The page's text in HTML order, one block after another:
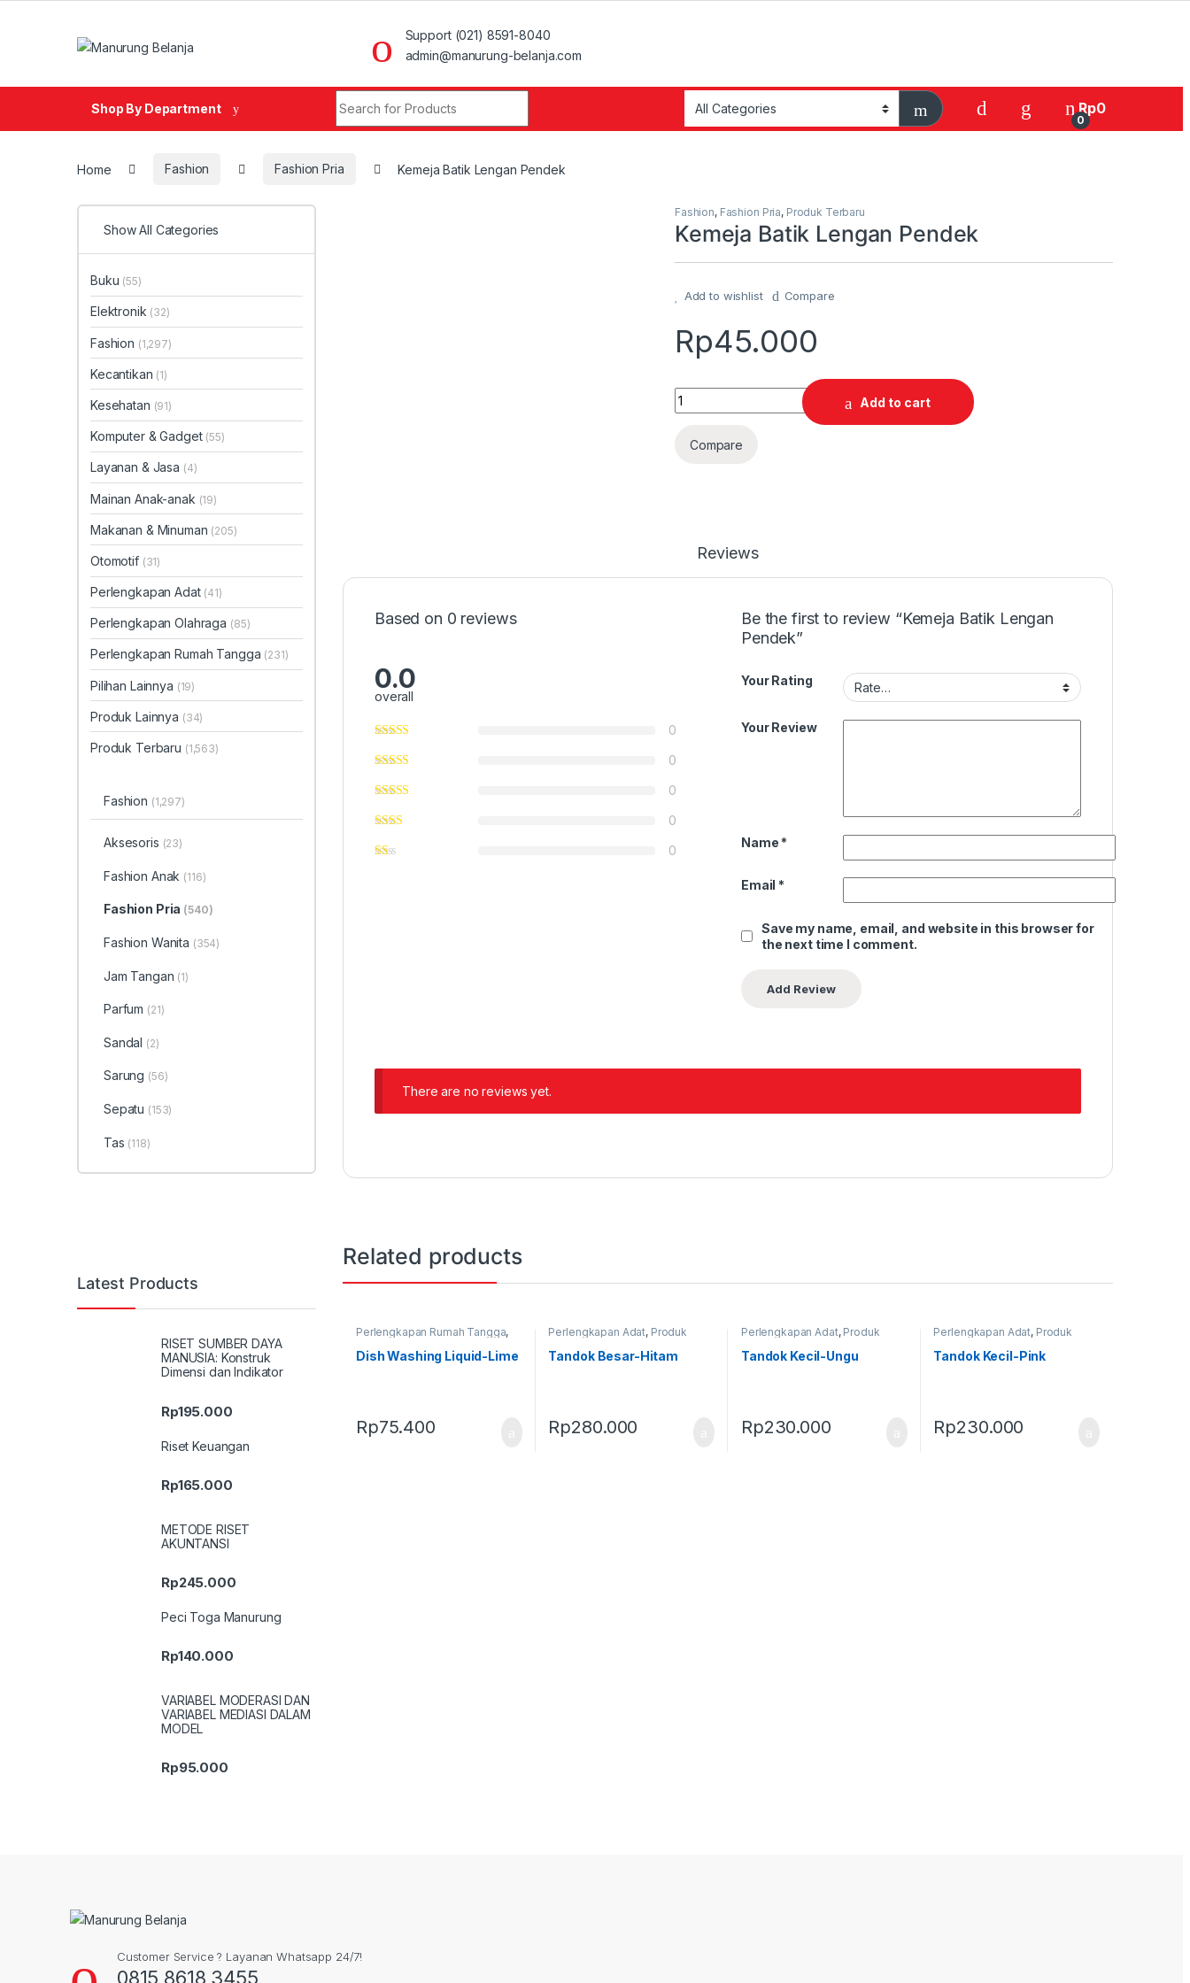
Support (021) 8591-8040
admin@manurung-belanja.com
Shop By Department
0
Rp0
Home Fashion Fashion Pria Kemeja Batik Lengan Pendek
Fashion, Fashion Pria, Produk Terbaru
Kemeja Batik Lengan Pendek
Add to wishlist Compare
Rp45.000
Quantity
Add to cart
Compare
Reviews
Based on 0 reviews
0.0
overall
0
0
0
0
0
Be the first to review “Kemeja Batik Lengan
Pendek”
Your Rating
Your Review
Name *
Email *
Save my name, email, and website in this browser for
the next time I comment.
There are no reviews yet.
Related products
Perlengkapan Rumah Tangga,
Produk Terbaru
Dish Washing Liquid-Lime
Rp75.400
Perlengkapan Adat, Produk
Terbaru
Tandok
Tandok Besar-Hitam
Rp280.000
Perlengkapan Adat, Produk
Terbaru
Tandok
Tandok Kecil-Ungu
Rp230.000
Perlengkapan Adat, Produk
Terbaru
Tandok
Tandok Kecil-Pink
Rp230.000
Show All Categories
Buku (55)
Elektronik (32)
Fashion (1,297)
Kecantikan (1)
Kesehatan (91)
Komputer & Gadget (55)
Layanan & Jasa (4)
Mainan Anak-anak (19)
Makanan & Minuman (205)
Otomotif (31)
Perlengkapan Adat (41)
Perlengkapan Olahraga (85)
Perlengkapan Rumah Tangga (231)
Pilihan Lainnya (19)
Produk Lainnya (34)
Produk Terbaru (1,563)
Fashion (1,297)
Aksesoris (23)
Fashion Anak (116)
Fashion Pria (540)
Fashion Wanita (354)
Jam Tangan (1)
Parfum (21)
Sandal (2)
Sarung (56)
Sepatu (153)
Tas (118)
Latest Products
RISET SUMBER DAYA
MANUSIA: Konstruk
Dimensi dan Indikator
Rp195.000
Riset Keuangan
Rp165.000
METODE RISET
AKUNTANSI
Rp245.000
Peci Toga Manurung
Rp140.000
VARIABEL MODERASI DAN
VARIABEL MEDIASI DALAM
MODEL
Rp95.000
Customer Service ? Layanan Whatsapp 24/7!
0815 8618 3455